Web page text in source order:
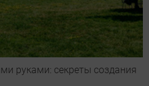
руками: секреты создания